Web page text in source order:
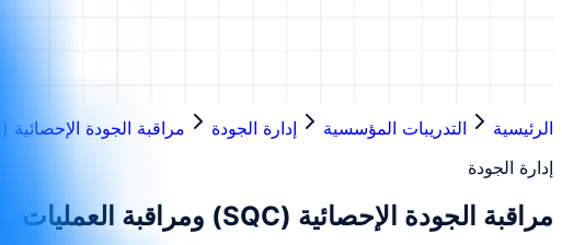
الرئيسية التدريبات المؤسسية إدارة الجودة
مراقبة الجودة الإحصائية (SQC) ومراقبة العمليات
إدارة الجودة
مراقبة الجودة الإحصائية (SQC) ومراقبة العمليات